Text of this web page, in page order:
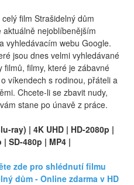
film Strašidelný dům
aktuálně nejoblíbenějším
vyhledávacím webu Google.
jsou dnes velmi vyhledávané
filmů, filmy, které je zábavné
víkendech s rodinou, přáteli a
Chcete-li se zbavit nudy,
stane po únavě z práce.
ray) | 4K UHD | HD-2080p |
| SD-480p | MP4 |
zde pro shlédnutí filmu
dům - Online zdarma v HD